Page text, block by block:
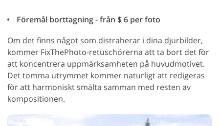
Föremål borttagning - från $ 6 per foto
Om det finns något som distraherar i dina djurbilder,
kommer FixThePhoto-retuschörerna att ta bort det för
att koncentrera uppmärksamheten på huvudmotivet.
Det tomma utrymmet kommer naturligt att redigeras
för att harmoniskt smälta samman med resten av
kompositionen.